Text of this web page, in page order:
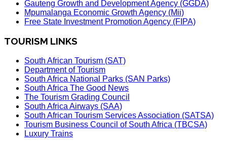
Gauteng Growth and Development Agency (GGDA)
Mpumalanga Economic Growth Agency (Mii)
Free State Investment Promotion Agency (FIPA)
TOURISM LINKS
South African Tourism (SAT)
Department of Tourism
South Africa National Parks (SAN Parks)
South Africa The Good News
The Tourism Grading Council
South Africa Airways (SAA)
South African Tourism Services Association (SATSA)
Tourism Business Council of South Africa (TBCSA)
Luxury Trains